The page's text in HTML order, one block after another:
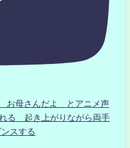
母さんだよ とアニメ声
る 起き上がりながら両手
スする